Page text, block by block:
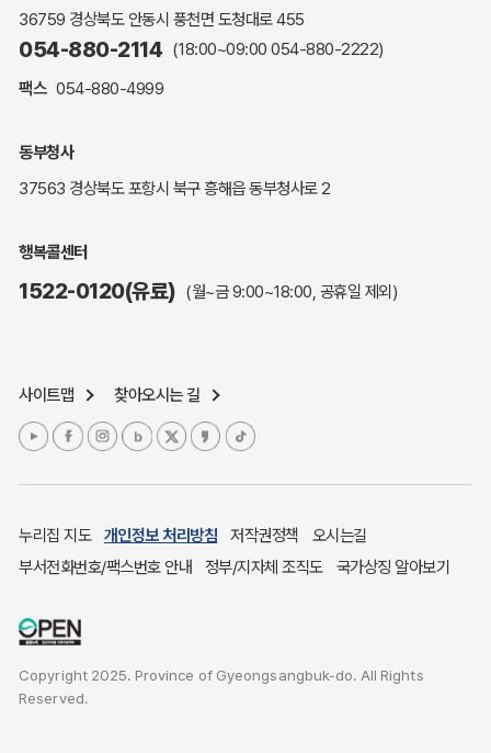
해명·설명자료
자주하는 질문
복지신문고
세입세출예산서
업무추진비 공개
주민참여예산제도
여성복지
장애인 복지시책
귀농귀촌종합지원센터
부동산중개보수 안내
36759 경상북도 안동시 풍천면 도청대로 455
054-880-2114 (18:00~09:00 054-880-2222)
팩스 054-880-4999
동부청사
37563 경상북도 포항시 북구 흥해읍 동부청사로 2
행복콜센터
1522-0120(유료) (월~금 9:00~18:00, 공휴일 제외)
사이트맵 찾아오시는 길
누리집 지도 개인정보 처리방침 저작권정책
오시는길
부서전화번호/팩스번호 안내
정부/지자체 조직도 국가상징 알아보기
Copyright 2025. Province of Gyeongsangbuk-do. All Rights
Reserved.